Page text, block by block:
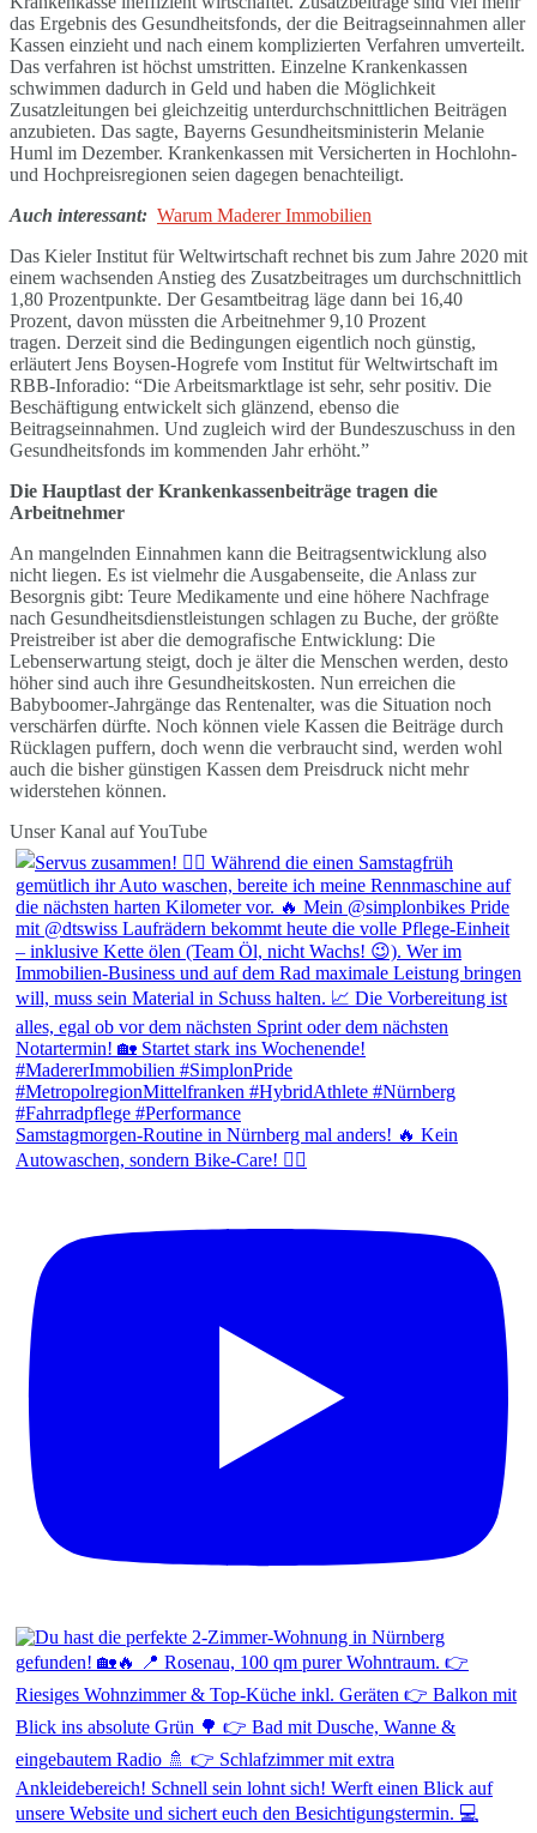
das Ergebnis des Gesundheitsfonds, der die Beitragseinnahmen aller
Kassen einzieht und nach einem komplizierten Verfahren umverteilt.
Das verfahren ist höchst umstritten. Einzelne Krankenkassen
schwimmen dadurch in Geld und haben die Möglichkeit
Zusatzleitungen bei gleichzeitig unterdurchschnittlichen Beiträgen
anzubieten. Das sagte, Bayerns Gesundheitsministerin Melanie
Huml im Dezember. Krankenkassen mit Versicherten in Hochlohn-
und Hochpreisregionen seien dagegen benachteiligt.
Auch interessant: Warum Maderer Immobilien
Das Kieler Institut für Weltwirtschaft rechnet bis zum Jahre 2020 mit
einem wachsenden Anstieg des Zusatzbeitrages um durchschnittlich
1,80 Prozentpunkte. Der Gesamtbeitrag läge dann bei 16,40
Prozent, davon müssten die Arbeitnehmer 9,10 Prozent
tragen. Derzeit sind die Bedingungen eigentlich noch günstig,
erläutert Jens Boysen-Hogrefe vom Institut für Weltwirtschaft im
RBB-Inforadio: “Die Arbeitsmarktlage ist sehr, sehr positiv. Die
Beschäftigung entwickelt sich glänzend, ebenso die
Beitragseinnahmen. Und zugleich wird der Bundeszuschuss in den
Gesundheitsfonds im kommenden Jahr erhöht.”
Die Hauptlast der Krankenkassenbeiträge tragen die
Arbeitnehmer
An mangelnden Einnahmen kann die Beitragsentwicklung also
nicht liegen. Es ist vielmehr die Ausgabenseite, die Anlass zur
Besorgnis gibt: Teure Medikamente und eine höhere Nachfrage
nach Gesundheitsdienstleistungen schlagen zu Buche, der größte
Preistreiber ist aber die demografische Entwicklung: Die
Lebenserwartung steigt, doch je älter die Menschen werden, desto
höher sind auch ihre Gesundheitskosten. Nun erreichen die
Babyboomer-Jahrgänge das Rentenalter, was die Situation noch
verschärfen dürfte. Noch können viele Kassen die Beiträge durch
Rücklagen puffern, doch wenn die verbraucht sind, werden wohl
auch die bisher günstigen Kassen dem Preisdruck nicht mehr
widerstehen können.
Unser Kanal auf YouTube
Samstagmorgen-Routine in Nürnberg mal anders! 🔥 Kein
Autowaschen, sondern Bike-Care! 🚴‍♂️